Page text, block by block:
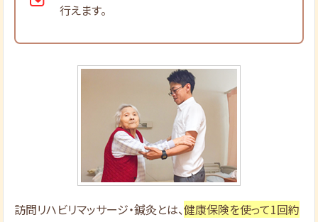
行えます。
訪問リハビリマッサージ・鍼灸とは、健康保険を使って1回約